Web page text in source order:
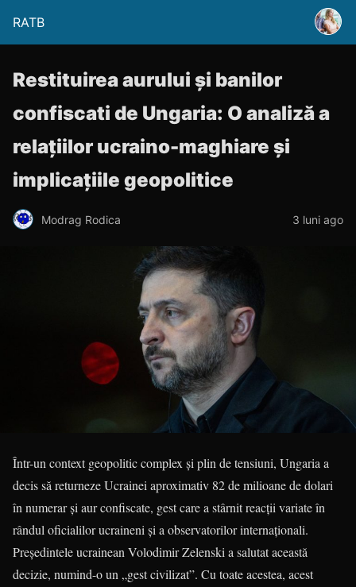
RATB
Restituirea aurului și banilor
confiscati de Ungaria: O analiză a
relațiilor ucraino-maghiare și
implicațiile geopolitice
Modrag Rodica 3 luni ago
Într-un context geopolitic complex și plin de tensiuni, Ungaria a
decis să returneze Ucrainei aproximativ 82 de milioane de dolari
în numerar și aur confiscate, gest care a stârnit reacții variate în
rândul oficialilor ucraineni și a observatorilor internaționali.
Președintele ucrainean Volodimir Zelenski a salutat această
decizie, numind-o un „gest civilizat”. Cu toate acestea, acest